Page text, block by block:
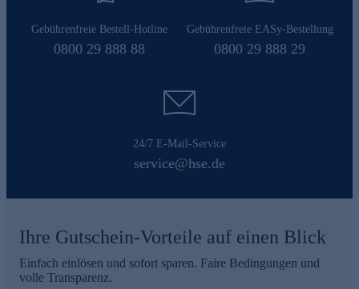
Gebührenfreie Bestell-Hotline
0800 29 888 88
Gebührenfreie EASy-Bestellung
0800 29 888 29
24/7 E-Mail-Service
service@hse.de
Ihre Gutschein-Vorteile auf einen Blick
Einfach einlösen und sofort sparen. Faire Bedingungen und
volle Transparenz.